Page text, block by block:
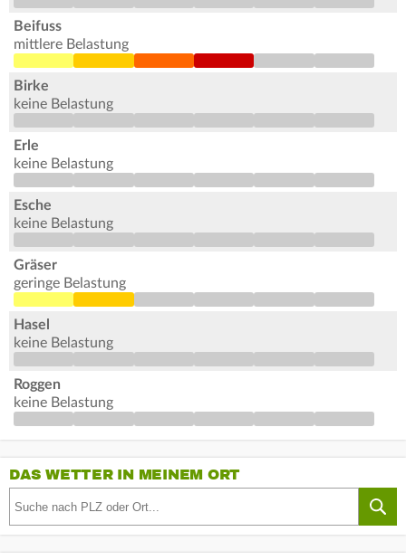
Beifuss
mittlere Belastung
Birke
keine Belastung
Erle
keine Belastung
Esche
keine Belastung
Gräser
geringe Belastung
Hasel
keine Belastung
Roggen
keine Belastung
DAS WETTER IN MEINEM ORT